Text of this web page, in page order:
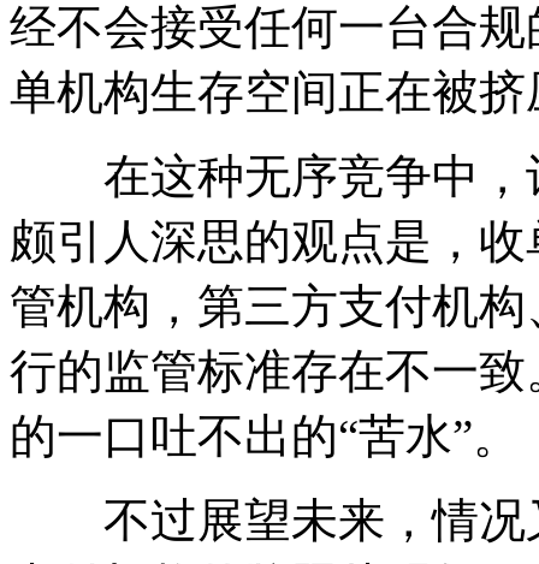
经不会接受任何一台合
单机构生存空间正在被
在这种无序竞争中，
颇引人深思的观点是，
管机构，第三方支付机
行的监管标准存在不一
的一口吐不出的“苦水”。
不过展望未来，情况